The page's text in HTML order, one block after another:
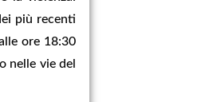
più recenti
ore 18:30
nelle vie del